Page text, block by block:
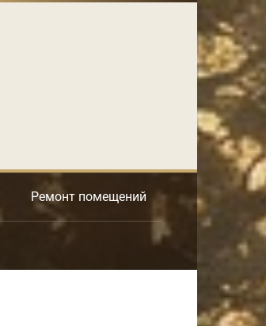
Ремонт помещений